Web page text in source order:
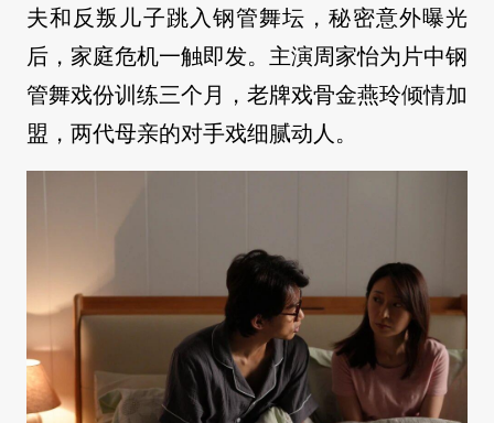
夫和反叛儿子跳入钢管舞坛，秘密意外曝光
后，家庭危机一触即发。主演周家怡为片中钢
管舞戏份训练三个月，老牌戏骨金燕玲倾情加
盟，两代母亲的对手戏细腻动人。